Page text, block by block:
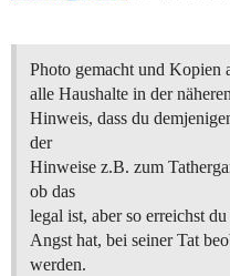
Photo gemacht und Kopien
alle Haushalte in der
Hinweis, dass du
der
Hinweise z.B. zum
ob das
legal ist, aber so erreichst
Angst hat, bei seiner Tat
werden.